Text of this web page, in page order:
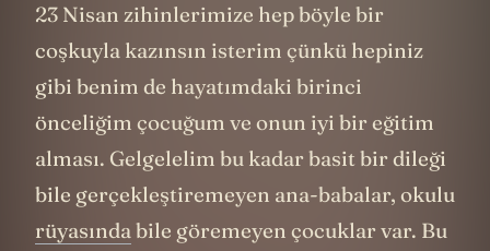
23 Nisan zihinlerimize hep böyle bir
coşkuyla kazınsın isterim çünkü hepiniz
gibi benim de hayatımdaki birinci
önceliğim çocuğum ve onun iyi bir eğitim
alması. Gelgelelim bu kadar basit bir dileği
bile gerçekleştiremeyen ana-babalar, okulu
rüyasındabile göremeyen çocuklar var. Bu